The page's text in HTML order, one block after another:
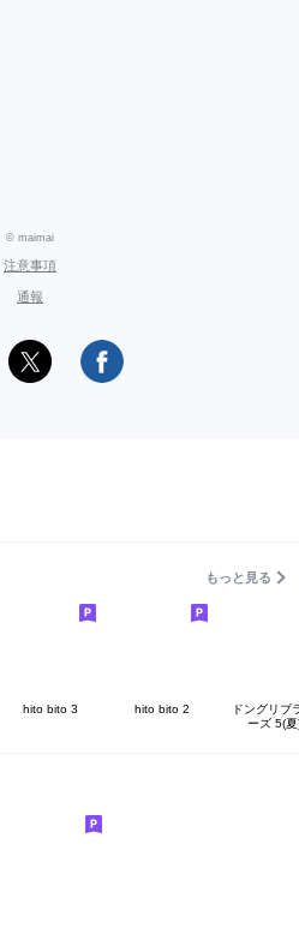
© maimai
注意事項
通報
もっと見る
hito bito 3 hito bito 2
ドングリブ
ーズ 5(夏